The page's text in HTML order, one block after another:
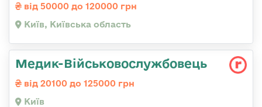
від 50000 до 120000 грн
Київ, Київська область
Медик-Військовослужбовець
від 20100 до 125000 грн
Київ